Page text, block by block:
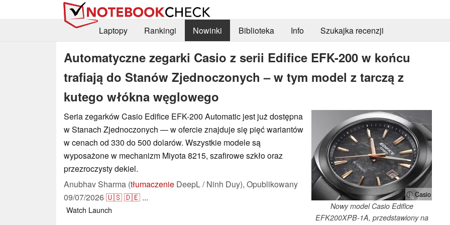
Laptopy Rankingi Nowinki Biblioteka Info Szukajka recenzji
Automatyczne zegarki Casio z serii Edifice EFK-200 w końcu
trafiają do Stanów Zjednoczonych – w tym model z tarczą z
kutego włókna węglowego
ⓘ Casio
Nowy model Casio Edifice
EFK200XPB-1A, przedstawiony na
Seria zegarków Casio Edifice EFK-200 Automatic jest już dostępna
w Stanach Zjednoczonych — w ofercie znajduje się pięć wariantów
w cenach od 330 do 500 dolarów. Wszystkie modele są
wyposażone w mechanizm Miyota 8215, szafirowe szkło oraz
przezroczysty dekiel.
Anubhav Sharma (tłumaczenie DeepL / Ninh Duy), Opublikowany
09/07/2026🇺🇸🇩🇪 ...
Watch Launch